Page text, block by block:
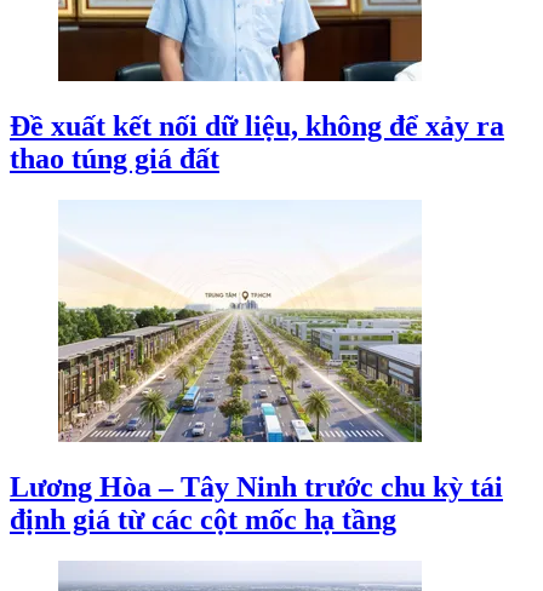
Đề xuất kết nối dữ liệu, không để xảy ra
thao túng giá đất
Lương Hòa – Tây Ninh trước chu kỳ tái
định giá từ các cột mốc hạ tầng